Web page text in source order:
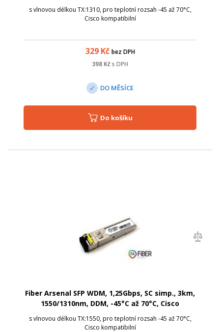
s vlnovou délkou TX:1310, pro teplotní rozsah -45 až 70°C,
Cisco kompatibilní
329Kč bez DPH
398 Kčs DPH
DO MĚSÍCE
Do košíku
Fiber Arsenal SFP WDM, 1,25Gbps, SC simp., 3km,
1550/1310nm, DDM, -45°C až 70°C, Cisco
s vlnovou délkou TX:1550, pro teplotní rozsah -45 až 70°C,
Cisco kompatibilní